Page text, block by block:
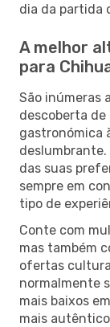
dia da partida
A melhor
para
São inúmeras
descoberta de
gastronómica
das suas
sempre em
tipo de
Conte com
mas também
ofertas
normalmente
mais baixos
mais